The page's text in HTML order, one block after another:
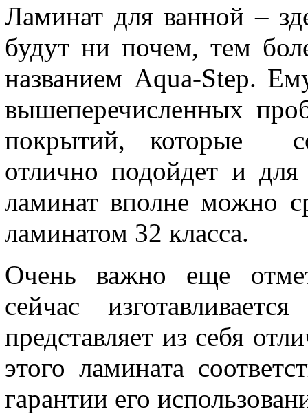
Ламинат для ванной –
будут ни почем, тем
названием Aqua-Step.
вышеперечисленных
покрытий, которые
отлично подойдет и
ламинат вполне можно
ламинатом 32 класса.
Очень важно еще
сейчас
представляет из себя
этого ламината
гарантии его